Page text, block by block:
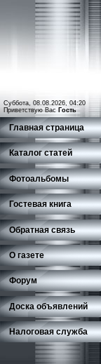
Суббота, 08.08.2026, 04:20
Приветствую Вас Гость
Главная страница
Каталог статей
Фотоальбомы
Гостевая книга
Обратная связь
О газете
Форум
Доска объявлений
Налоговая служба